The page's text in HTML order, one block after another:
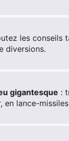
les conseils
diversions.
gigantesque :
en lance-